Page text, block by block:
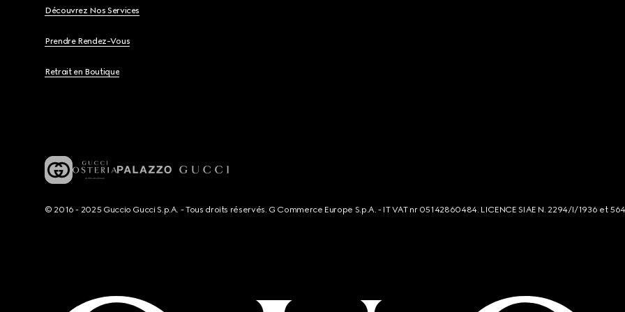
Découvrez Nos Services
Prendre Rendez-Vous
Retrait en Boutique
© 2016 - 2025 Guccio Gucci S.p.A. - Tous droits réservés. G Commerce Europe S.p.A. - IT VAT nr 05142860484. LICENCE SIAE N. 2294/I/1936 et